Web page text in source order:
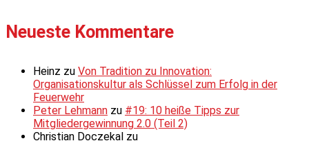
Neueste Kommentare
Heinz zu Von Tradition zu Innovation:
Organisationskultur als Schlüssel zum Erfolg in der
Feuerwehr
Peter Lehmann zu #19: 10 heiße Tipps zur
Mitgliedergewinnung 2.0 (Teil 2)
Christian Doczekal zu